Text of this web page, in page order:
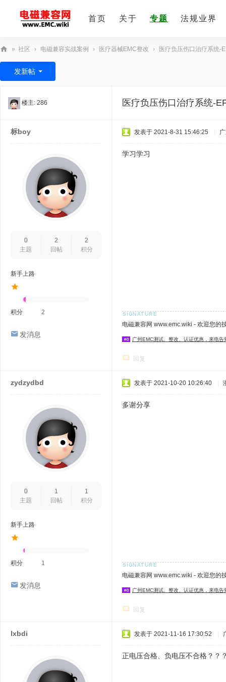
首页 关于 专题 法规业界
E
» 社区 › 电磁兼容实战案例 › 医疗器械EMC整改 › 医疗负压伤口治疗系统-
发新帖
楼主: 286 医疗负压伤口治疗系统-
标boy
0
主题
2
回帖
2
积分
新手上路
积分 2
发消息
发表于 2021-8-31 15:46:25
学习学习
电磁兼容网 www.emc.wiki - 欢迎您的
广州EMC测试、整改、认证优惠，来电
回复
zydzydbd
0
主题
1
回帖
1
积分
新手上路
积分 1
发消息
发表于 2021-10-20 10:26:40
多谢分享
电磁兼容网 www.emc.wiki - 欢迎您的
广州EMC测试、整改、认证优惠，来电
回复
lxbdi 发表于 2021-11-16 17:30:52
正电压合格、负电压不合格？？